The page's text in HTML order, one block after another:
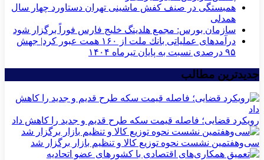
همبستگی در صنف کفش ماشینی تهران دستاورد چهار سال
همدلی
سازمان بورس: مجمع هلدینگ خلیج فارس فوراً برگزار شود
درآمدهای عملیاتی بانك ملت از ۱۶۰ همت عبور كرد| جهش
۹۵ درصدی نسبت به پایان تیرماه ۱۴۰۴
جدیدترین مطالب
رویکرد قضایی؛ فاصله قیمت سکه طرح قدیم و جدید را کاهش داد
سی‌و‌هفتمین نشست نحوه توزیع کالا و تنظیم بازار برگزار شد